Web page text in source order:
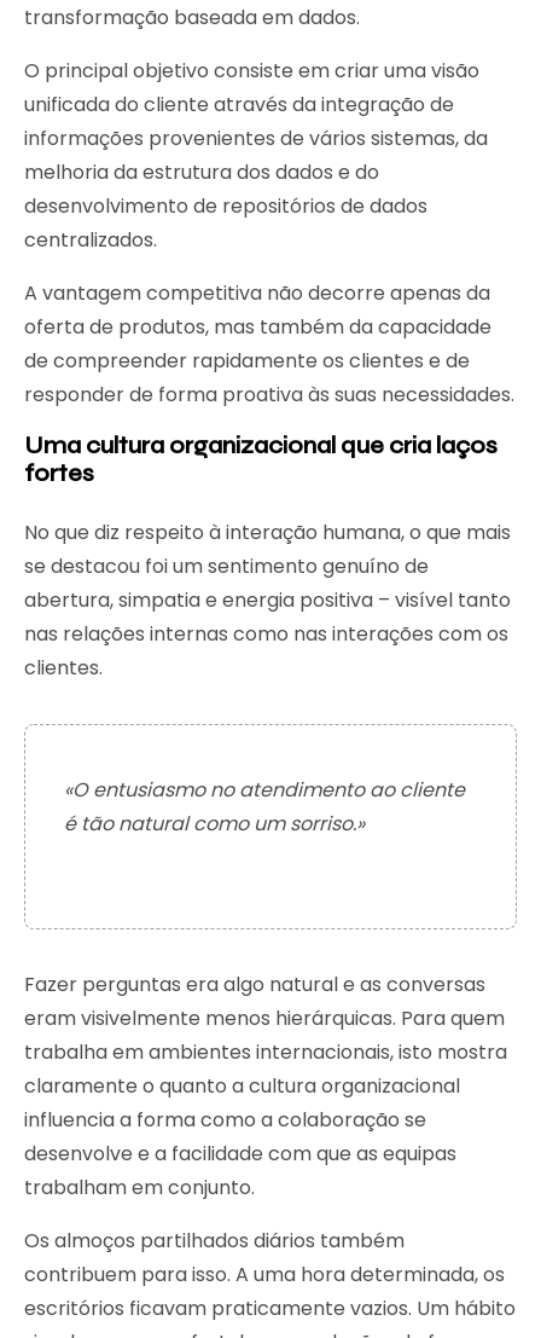
transformação baseada em dados.
O principal objetivo consiste em criar uma visão
unificada do cliente através da integração de
informações provenientes de vários sistemas, da
melhoria da estrutura dos dados e do
desenvolvimento de repositórios de dados
centralizados.
A vantagem competitiva não decorre apenas da
oferta de produtos, mas também da capacidade
de compreender rapidamente os clientes e de
responder de forma proativa às suas necessidades.
Uma cultura organizacional que cria laços
fortes
No que diz respeito à interação humana, o que mais
se destacou foi um sentimento genuíno de
abertura, simpatia e energia positiva – visível tanto
nas relações internas como nas interações com os
clientes.
«O entusiasmo no atendimento ao cliente
é tão natural como um sorriso.»
Fazer perguntas era algo natural e as conversas
eram visivelmente menos hierárquicas. Para quem
trabalha em ambientes internacionais, isto mostra
claramente o quanto a cultura organizacional
influencia a forma como a colaboração se
desenvolve e a facilidade com que as equipas
trabalham em conjunto.
Os almoços partilhados diários também
contribuem para isso. A uma hora determinada, os
escritórios ficavam praticamente vazios. Um hábito